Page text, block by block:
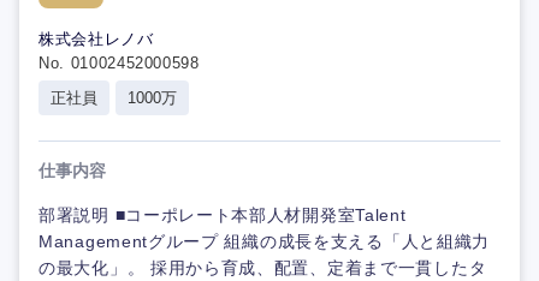
株式会社レノバ
No. 01002452000598
正社員
1000万
仕事内容
部署説明 ■コーポレート本部人材開発室Talent
Managementグループ 組織の成長を支える「人と組織力
の最大化」。 採用から育成、配置、定着まで一貫したタ